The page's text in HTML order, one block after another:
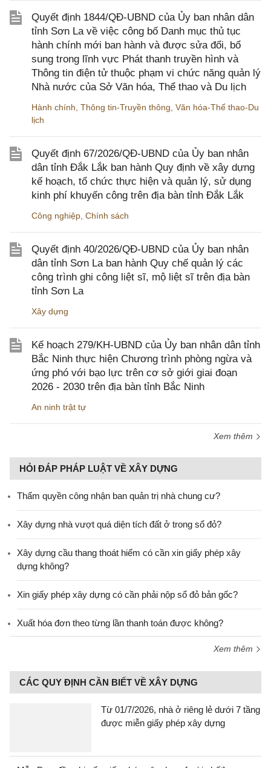
Quyết định 1844/QĐ-UBND của Ủy ban nhân dân
tỉnh Sơn La về việc công bố Danh mục thủ tục
hành chính mới ban hành và được sửa đổi, bổ
sung trong lĩnh vực Phát thanh truyền hình và
Thông tin điện tử thuộc phạm vi chức năng quản lý
Nhà nước của Sở Văn hóa, Thể thao và Du lịch
Hành chính Thông tin-Truyền thông Văn hóa-Thể thao-Du
lịch
Quyết định 67/2026/QĐ-UBND của Ủy ban nhân
dân tỉnh Đắk Lắk ban hành Quy định về xây dựng
kế hoạch, tổ chức thực hiện và quản lý, sử dụng
kinh phí khuyến công trên địa bàn tỉnh Đắk Lắk
Công nghiệp Chính sách
Quyết định 40/2026/QĐ-UBND của Ủy ban nhân
dân tỉnh Sơn La ban hành Quy chế quản lý các
công trình ghi công liệt sĩ, mộ liệt sĩ trên địa bàn
tỉnh Sơn La
Xây dựng
Kế hoạch 279/KH-UBND của Ủy ban nhân dân tỉnh
Bắc Ninh thực hiện Chương trình phòng ngừa và
ứng phó với bạo lực trên cơ sở giới giai đoạn
2026 - 2030 trên địa bàn tỉnh Bắc Ninh
An ninh trật tự
Xem thêm
HỎI ĐÁP PHÁP LUẬT VỀ XÂY DỰNG
Thẩm quyền công nhận ban quản trị nhà chung cư?
Xây dựng nhà vượt quá diện tích đất ở trong sổ đỏ?
Xây dựng cầu thang thoát hiểm có cần xin giấy phép xây
dựng không?
Xin giấy phép xây dựng có cần phải nộp sổ đỏ bản gốc?
Xuất hóa đơn theo từng lần thanh toán được không?
Xem thêm
CÁC QUY ĐỊNH CẦN BIẾT VỀ XÂY DỰNG
Từ 01/7/2026, nhà ở riêng lẻ dưới 7 tầng
được miễn giấy phép xây dựng